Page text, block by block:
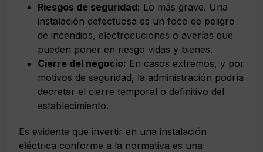
Riesgos de seguridad: Lo más grave. Una
instalación defectuosa es un foco de peligro
de incendios, electrocuciones o averías que
pueden poner en riesgo vidas y bienes.
Cierre del negocio: En casos extremos, y por
motivos de seguridad, la administración podría
decretar el cierre temporal o definitivo del
establecimiento.
Es evidente que invertir en una instalación
eléctrica conforme a la normativa es una